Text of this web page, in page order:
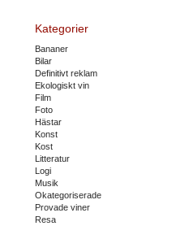
Kategorier
Bananer
Bilar
Definitivt reklam
Ekologiskt vin
Film
Foto
Hästar
Konst
Kost
Litteratur
Logi
Musik
Okategoriserade
Provade viner
Resa